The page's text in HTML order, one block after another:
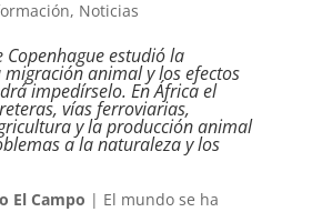
, Noticias
Copenhague estudió la
animal y los efectos
impedírselo. En África el
vías ferroviarias,
y la producción animal
a la naturaleza y los
El Campo | El mundo se ha